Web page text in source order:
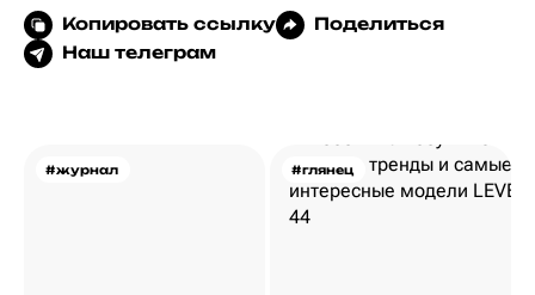
Копировать ссылку
Поделиться
Наш телеграм
#журнал #глянец